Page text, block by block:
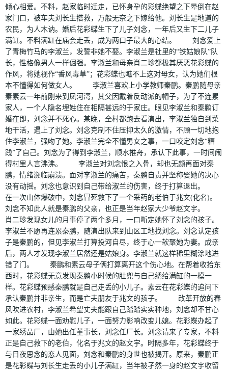
倾心相爱。不料，赵家临时迁走，已怀身孕的彩蝶绝望之下晕倒在赵
家门口，被车夫刘长生搭救，万般无奈之下嫁给他。刘长生是地道的
农民，为人木讷。婚后花彩蝶生下了儿子刘念，一年后又生下二儿子
满缸。不料满缸在庙会走丢，成为两口子最大的心结。 刘念爱上
了青梅竹马的李淑兰，发誓非她不娶。李淑兰是社里的“铁姑娘队”队
长，性格像男人一样倔强。李淑兰和母亲肖二珍都极其厌恶花彩蝶的
作风，将她视作“香风毒草”；花彩蝶也瞧不上这对母女，认为她们根
本不懂得如何做女人。 李淑兰喜欢上小学教师秦鹏。秦鹏随母亲
秦素云一年前刚来到凤河湾，其父因戴着反动派的帽子，为了不连累
家人，一个人隐名埋姓住在相隔甚远的于家庄。眼见李淑兰和秦鹏订
婚在即，刘念并不死心。某晚，全村都跑去看演出，李淑兰独自到菜
地干活，遇上了刘念。刘念克制不住压抑太久的激情，不顾一切地抱
住李淑兰，强吻了她。李淑兰完全不懂男女之事，一口咬定刘念“糟
践”了自己。刘念为了得到李淑兰，顺水推舟，承认下此事，一时间闹
得村里人言沸沸。 李淑兰对刘念恨之入骨，却也无颜再面对秦
鹏，情绪濒临崩溃。面对李淑兰的痛苦，秦鹏自责并坚称娶她的决心
没有动摇。刘念也意识到自己带给淑兰的伤害，终于打算退出。
在一次山体爆破中，刘念冒死救下了一个采药的老伯于兆文(化名)。
刘念不知此人就是秦鹏的父亲，也正是当年赵家大少爷赵文宇。
肖二珍发现女儿的月事停了两个多月，一口断定她怀了刘念的孩子。
李淑兰不愿再连累秦鹏，随演出队来到山区工地找刘念。刘念认定孩
子是秦鹏的，但见李淑兰打算投河自尽，终于心一软聚她为妻。成亲
后，两人才发现李淑兰居然还是姑娘身。李淑兰就这样稀里糊涂地进
错了门。 秦鹏和素云母子俩打算离开这个伤心地。在帮着收拾东
西时，花彩蝶无意发现秦鹏小时候的肚兜与自己绣给满缸的一模一
样。花彩蝶预感秦鹏就是自己走丢的小儿子。素云在花彩蝶的追问下
承认秦鹏并非亲生，而是亡夫朋友于兆文的孩子。 改革开放的春
风吹进农村，李淑兰希望丈夫能跟自己踏踏实实种地，刘念却不甘心
如此。花彩蝶一面劝慰儿子，一面努力影响改变儿媳。花彩蝶办起了
一家绣品厂，由她出任董事长，刘念任厂长。刘念请来了专家，不料
正是自己救下的老伯，化名于兆文的赵文宇。时隔多年，花彩蝶终于
与日夜思念的恋人见面，刘念和秦鹏的身世也被揭开。原来，秦鹏正
是花彩蝶与刘长生走丢的小儿子满缸，当年被孑然一身的赵文宇收留